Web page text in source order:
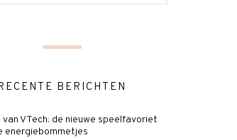
BERICHTEN
van VTech: de nieuwe speelfavoriet
energiebommetjes